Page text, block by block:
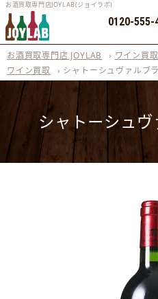
お酒買取専門店JOYLAB(ジョイラボ)
0120-555-
お酒買取専門店 JOYLAB › ワイン買取
ワイン買取
› シャトーシュヴァルブ
シャトーシュ